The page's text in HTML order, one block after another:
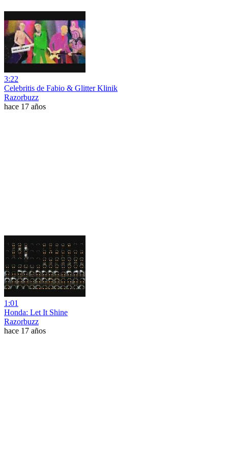
3:22
Celebritis de Fabio & Glitter Klinik
Razorbuzz
hace 17 años
1:01
Honda: Let It Shine
Razorbuzz
hace 17 años